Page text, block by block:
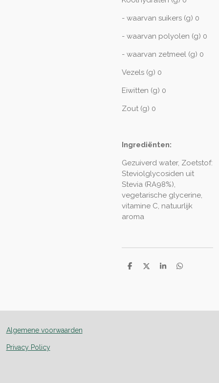
- waarvan suikers (g) 0
- waarvan polyolen (g) 0
- waarvan zetmeel (g) 0
Vezels (g) 0
Eiwitten (g) 0
Zout (g) 0
Ingrediënten:
Gezuiverd water, Zoetstof:
Steviolglycosiden uit
Stevia (RA98%),
vegetarische glycerine,
vitamine C, natuurlijk
aroma
D
D
S
D
Algemene voorwaarden
Privacy Policy